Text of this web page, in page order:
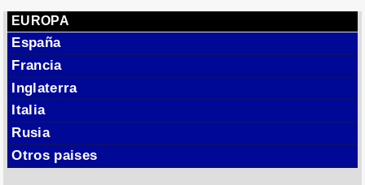
EUROPA
España
Francia
Inglaterra
Italia
Rusia
Otros paises